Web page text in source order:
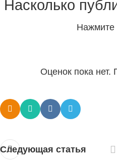
Насколько
Нажмите
Оценок пока нет.
Следующая статья